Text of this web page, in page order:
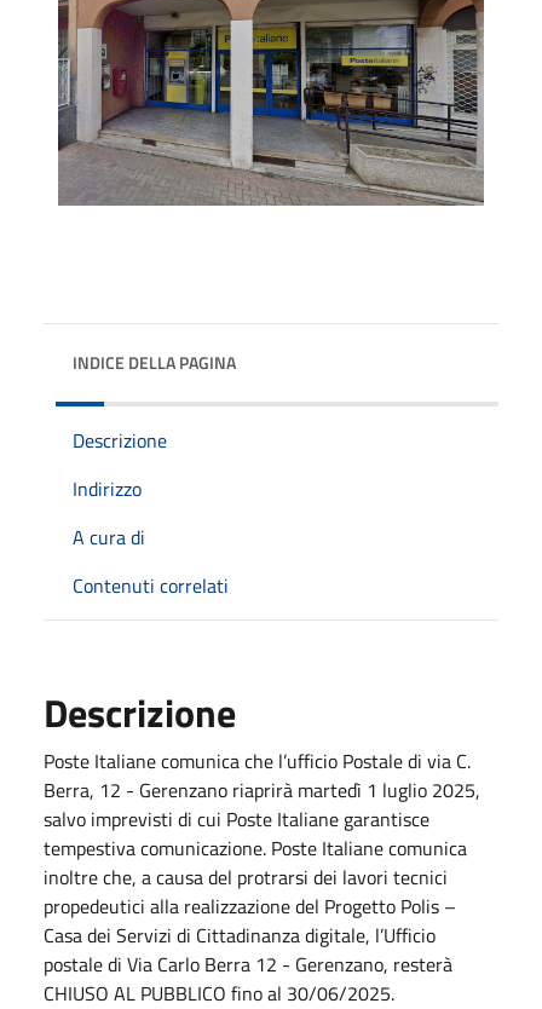
INDICE DELLA PAGINA
Descrizione
Indirizzo
A cura di
Contenuti correlati
Descrizione
Poste Italiane comunica che l’ufficio Postale di via C.
Berra, 12 - Gerenzano riaprirà martedì 1 luglio 2025,
salvo imprevisti di cui Poste Italiane garantisce
tempestiva comunicazione. Poste Italiane comunica
inoltre che, a causa del protrarsi dei lavori tecnici
propedeutici alla realizzazione del Progetto Polis –
Casa dei Servizi di Cittadinanza digitale, l’Ufficio
postale di Via Carlo Berra 12 - Gerenzano, resterà
CHIUSO AL PUBBLICO fino al 30/06/2025.